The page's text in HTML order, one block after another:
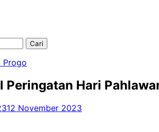
Progo
Peringatan Hari
12 November 2023